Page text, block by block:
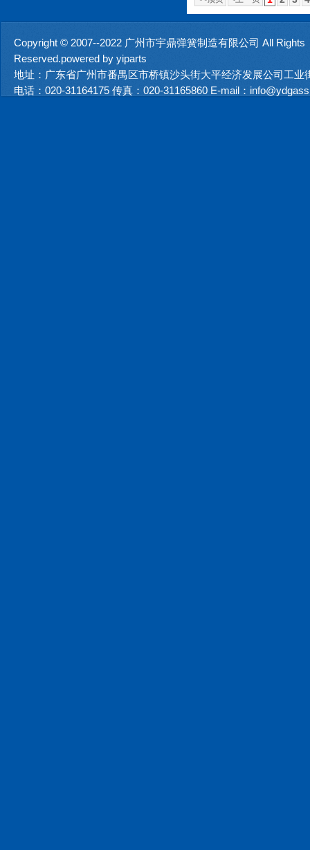
Copyright © 2007--2022 广州市宇鼎弹簧制造有限公司 All Rights
Reserved.powered by yiparts
地址：广东省广州市番禺区市桥镇沙头街大平经济发展公司工业
电话：020-31164175 传真：020-31165860 E-mail：